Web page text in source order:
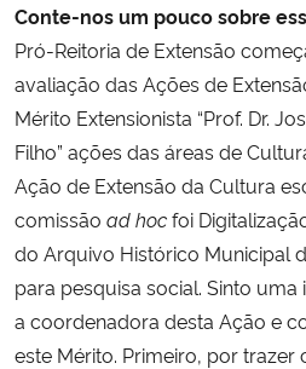
Conte-nos um pouco sobre
Pró-Reitoria de Extensão
avaliação das Ações de
Mérito Extensionista “Prof. Dr.
Filho” ações das áreas de
Ação de Extensão da Cultura
comissão ad hocfoi
do Arquivo Histórico Municipal
para pesquisa social. Sinto
a coordenadora desta Ação e
este Mérito. Primeiro, por trazer